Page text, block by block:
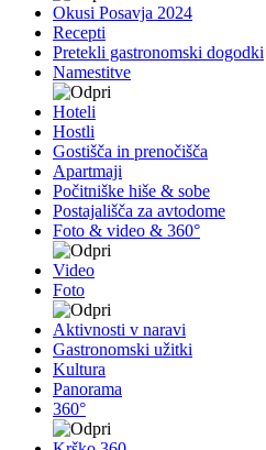
Okusi Posavja 2024
Recepti
Pretekli gastronomski dogodki
Namestitve
Hoteli
Hostli
Gostišča in prenočišča
Apartmaji
Počitniške hiše & sobe
Postajališča za avtodome
Foto & video & 360°
Video
Foto
Aktivnosti v naravi
Gastronomski užitki
Kultura
Panorama
360°